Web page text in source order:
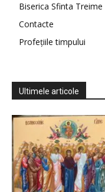
Biserica Sfinta Treime
Contacte
Profețiile timpului
Ultimele articole